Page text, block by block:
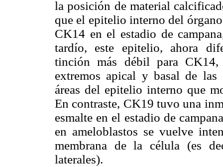
la posición de material
que el epitelio interno del
CK14 en el estadio de
tardío, este epitelio, ahora
tinción más débil para
extremos apical y basal de las
áreas del epitelio interno que
En contraste, CK19 tuvo una
esmalte en el estadio de
en ameloblastos se vuelve
membrana de la célula (es
laterales).